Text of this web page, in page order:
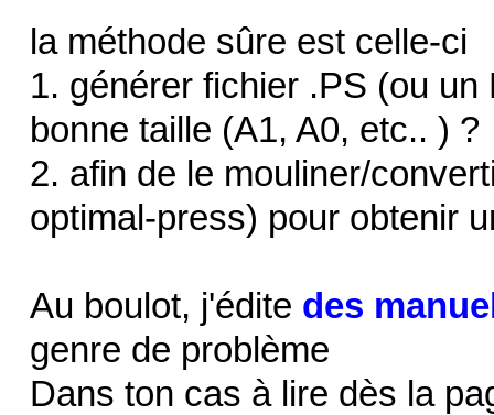
la méthode sûre est celle-ci
1. générer fichier .PS (ou
bonne taille (A1, A0, etc.. ) ?
2. afin de le mouliner/
optimal-press) pour obtenir
Au boulot, j'édite des
genre de problème
Dans ton cas à lire dès la